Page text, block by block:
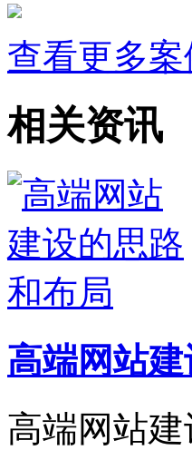
查看更多案
相关资讯
高端网站
高端网站